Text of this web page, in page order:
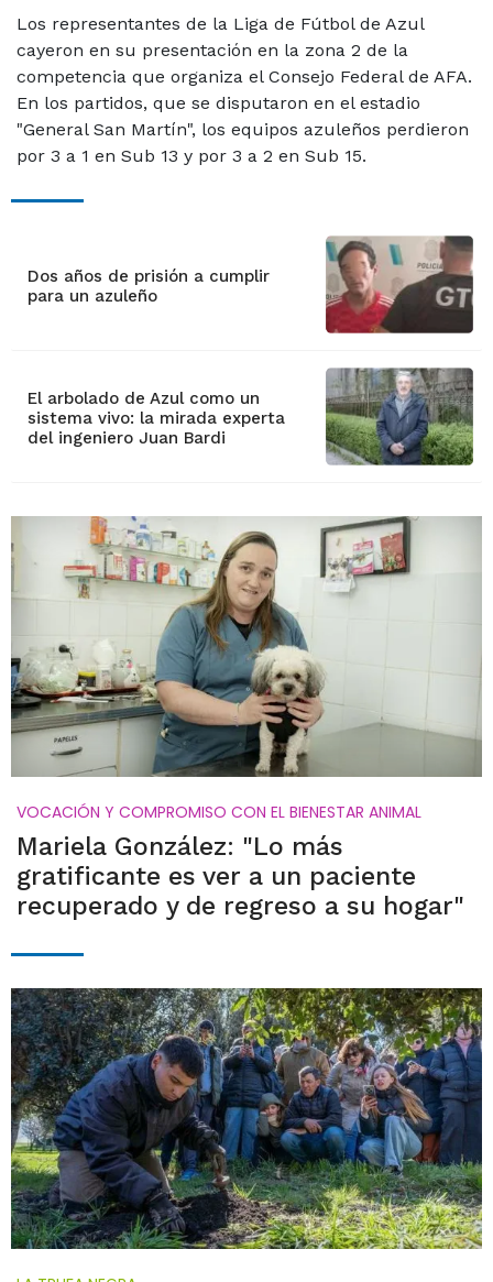
Los representantes de la Liga de Fútbol de Azul
cayeron en su presentación en la zona 2 de la
competencia que organiza el Consejo Federal de AFA.
En los partidos, que se disputaron en el estadio
"General San Martín", los equipos azuleños perdieron
por 3 a 1 en Sub 13 y por 3 a 2 en Sub 15.
Dos años de prisión a cumplir
para un azuleño
El arbolado de Azul como un
sistema vivo: la mirada experta
del ingeniero Juan Bardi
VOCACIÓN Y COMPROMISO CON EL BIENESTAR ANIMAL
Mariela González: "Lo más
gratificante es ver a un paciente
recuperado y de regreso a su hogar"